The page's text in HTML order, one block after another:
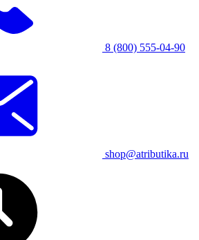
8 (800) 555-04-90
shop@atributika.ru